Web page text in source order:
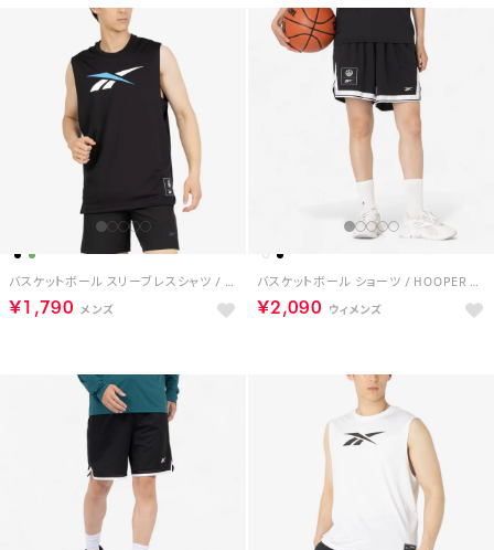
バスケットボール スリーブレスシャツ / BB SL TANK （ブラック）
￥1,790
バスケットボール ショーツ / HOOPER BB SHORT （ブラック）
￥2,090